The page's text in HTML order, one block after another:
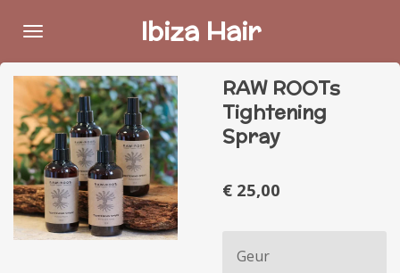
direct
naar
de
hoofdinhoud
Ibiza Hair
RAW ROOTs
Tightening
Spray
€ 25,00
Geur